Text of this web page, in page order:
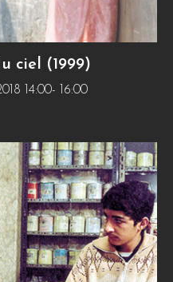
ciel (1999)
14:00- 16:00